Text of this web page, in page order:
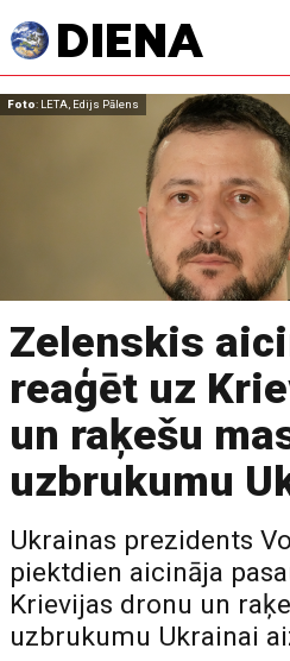
Foto: LETA, Edijs Pālens
Zelenskis
reaģēt uz
un raķešu
uzbrukumu
Ukrainas prezidents
piektdien aicināja
Krievijas dronu un
uzbrukumu Ukrainai